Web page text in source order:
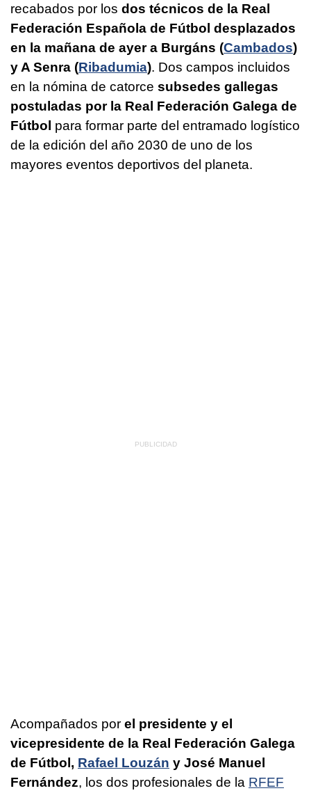
recabados por los dos técnicos de la Real
Federación Española de Fútbol desplazados
en la mañana de ayer a Burgáns (Cambados)
y A Senra (Ribadumia). Dos campos incluidos
en la nómina de catorce subsedes gallegas
postuladas por la Real Federación Galega de
Fútbol para formar parte del entramado logístico
de la edición del año 2030 de uno de los
mayores eventos deportivos del planeta.
Acompañados por el presidente y el
vicepresidente de la Real Federación Galega
de Fútbol, Rafael Louzán y José Manuel
Fernández, los dos profesionales de la RFEF